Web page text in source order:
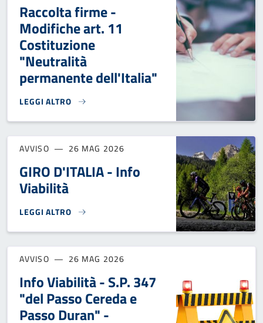
Raccolta firme -
Modifiche art. 11
Costituzione
"Neutralità
permanente dell'Italia"
LEGGI ALTRO
RACCOLTA FIRME - MODIFICHE ART. 11 COSTITUZIONE
AVVISO 26 MAG 2026
GIRO D'ITALIA - Info
Viabilità
LEGGI ALTRO
GIRO D'ITALIA - INFO VIABILITÀ}
AVVISO 26 MAG 2026
Info Viabilità - S.P. 347
"del Passo Cereda e
Passo Duran" -